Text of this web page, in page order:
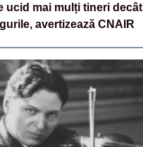
ucid mai mulți tineri decât
avertizează CNAIR